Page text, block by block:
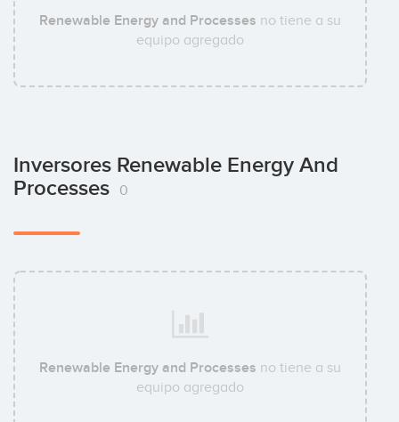
Renewable Energy and Processes no tiene a su
equipo agregado
Inversores Renewable Energy And
Processes
0
Renewable Energy and Processes no tiene a su
equipo agregado